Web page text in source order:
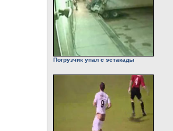
Погрузчик упал с эстакады